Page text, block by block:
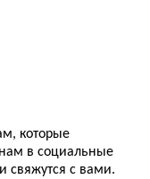
которые
в социальные
свяжутся с вами.